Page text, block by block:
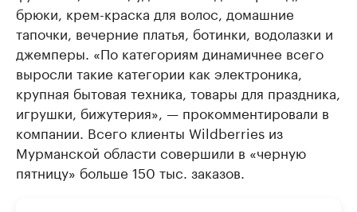
брюки, крем-краска для волос, домашние
тапочки, вечерние платья, ботинки, водолазки и
джемперы. «По категориям динамичнее всего
выросли такие категории как электроника,
крупная бытовая техника, товары для праздника,
игрушки, бижутерия», — прокомментировали в
компании. Всего клиенты Wildberries из
Мурманской области совершили в «черную
пятницу» больше 150 тыс. заказов.